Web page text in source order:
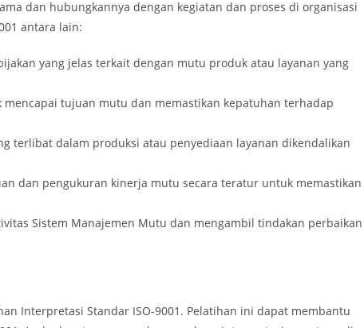
dan hubungkannya dengan kegiatan dan proses di organisasi
antara lain:
yang jelas terkait dengan mutu produk atau layanan yang
tujuan mutu dan memastikan kepatuhan terhadap
terlibat dalam produksi atau penyediaan layanan dikendalikan
dan pengukuran kinerja mutu secara teratur untuk memastikan
Sistem Manajemen Mutu dan mengambil tindakan perbaikan
Interpretasi Standar ISO-9001. Pelatihan ini dapat membantu